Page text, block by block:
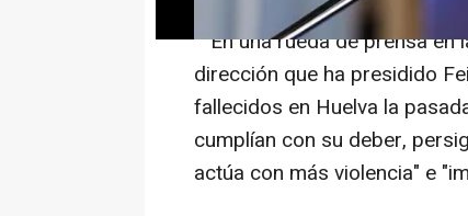
En una rueda de prensa en
dirección que ha presidido
fallecidos en Huelva la
cumplían con su deber,
actúa con más violencia" e